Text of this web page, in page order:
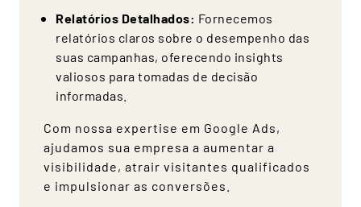
Relatórios Detalhados: Fornecemos
relatórios claros sobre o desempenho das
suas campanhas, oferecendo insights
valiosos para tomadas de decisão
informadas.
Com nossa expertise em Google Ads,
ajudamos sua empresa a aumentar a
visibilidade, atrair visitantes qualificados
e impulsionar as conversões.